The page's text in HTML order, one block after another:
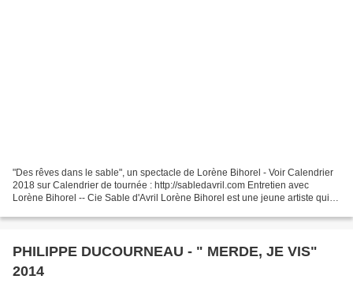
"Des rêves dans le sable", un spectacle de Lorène Bihorel - Voir Calendrier
2018 sur Calendrier de tournée : http://sabledavril.com Entretien avec
Lorène Bihorel -- Cie Sable d'Avril Lorène Bihorel est une jeune artiste qui
PHILIPPE DUCOURNEAU - " MERDE, JE VIS"
2014